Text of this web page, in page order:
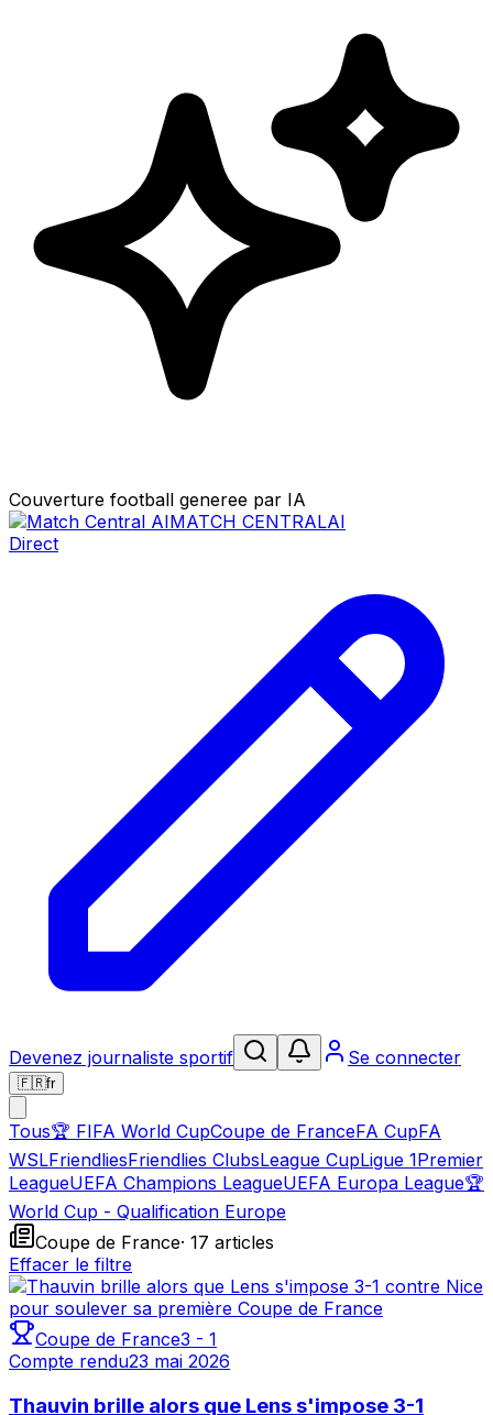
Couverture football generee par IA
MATCH CENTRALAI
Direct
Devenez journaliste sportif Se connecter
🇫🇷fr
Tous🏆 FIFA World CupCoupe de FranceFA CupFA
WSLFriendliesFriendlies ClubsLeague CupLigue 1Premier
LeagueUEFA Champions LeagueUEFA Europa League🏆
World Cup - Qualification Europe
Coupe de France· 17 articles
Effacer le filtre
Coupe de France3 - 1
Compte rendu23 mai 2026
Thauvin brille alors que Lens s'impose 3-1